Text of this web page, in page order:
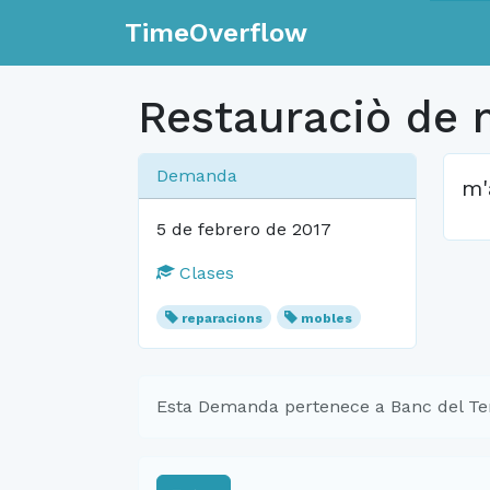
TimeOverflow
Restauraciò de
Demanda
5 de febrero de 2017
Clases
reparacions mobles
Esta Demanda pertenece a Banc del